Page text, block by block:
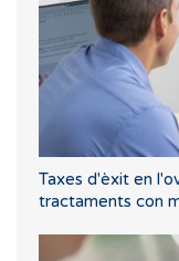
Taxes d'èxit en
tractaments con